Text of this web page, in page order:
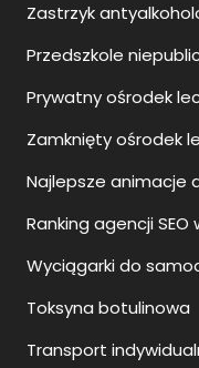
Zastrzyk
Przedszkole
Prywatny ośrodek
Zamknięty ośrodek
Najlepsze animacje
Ranking agencji SEO
Wyciągarki do
Toksyna botulinowa
Transport